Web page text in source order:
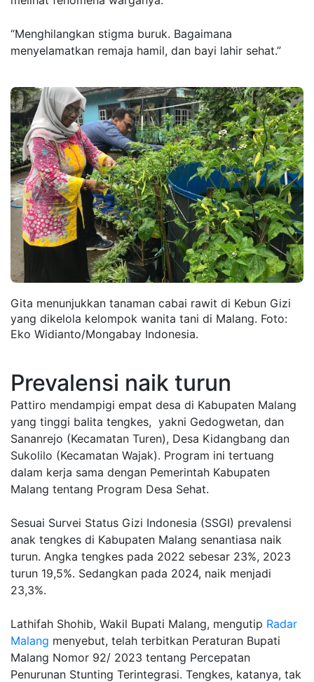
“Menghilangkan stigma buruk. Bagaimana
menyelamatkan remaja hamil, dan bayi lahir sehat.”
Gita menunjukkan tanaman cabai rawit di Kebun Gizi
yang dikelola kelompok wanita tani di Malang. Foto:
Eko Widianto/Mongabay Indonesia.
Prevalensi naik turun
Pattiro mendampigi empat desa di Kabupaten Malang
yang tinggi balita tengkes, yakni Gedogwetan, dan
Sananrejo (Kecamatan Turen), Desa Kidangbang dan
Sukolilo (Kecamatan Wajak). Program ini tertuang
dalam kerja sama dengan Pemerintah Kabupaten
Malang tentang Program Desa Sehat.
Sesuai Survei Status Gizi Indonesia (SSGI) prevalensi
anak tengkes di Kabupaten Malang senantiasa naik
turun. Angka tengkes pada 2022 sebesar 23%, 2023
turun 19,5%. Sedangkan pada 2024, naik menjadi
23,3%.
Lathifah Shohib, Wakil Bupati Malang, mengutip Radar
Malang menyebut, telah terbitkan Peraturan Bupati
Malang Nomor 92/ 2023 tentang Percepatan
Penurunan Stunting Terintegrasi. Tengkes, katanya, tak